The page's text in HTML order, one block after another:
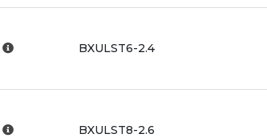
BXULST6-2.4
BXULST8-2.6